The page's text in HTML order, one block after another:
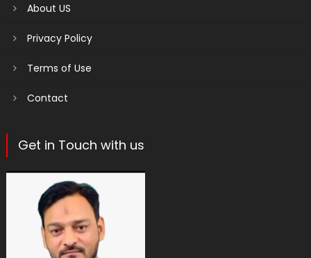
About US
Privacy Policy
Terms of Use
Contact
Get in Touch with us